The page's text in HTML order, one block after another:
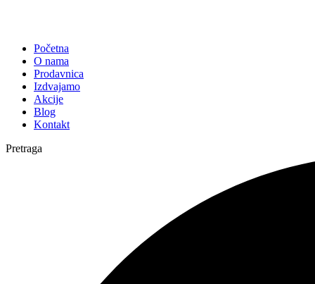
Početna
O nama
Prodavnica
Izdvajamo
Akcije
Blog
Kontakt
Pretraga